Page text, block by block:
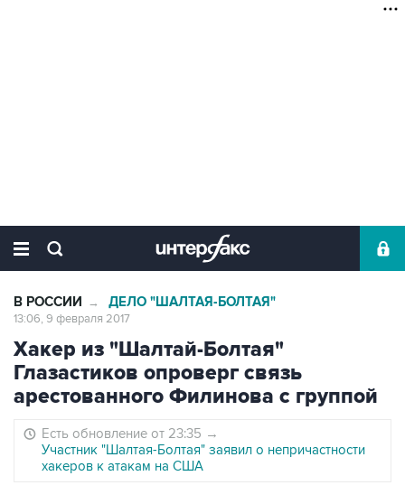
В РОССИИ → ДЕЛО "ШАЛТАЯ-БОЛТАЯ"
13:06, 9 февраля 2017
Хакер из "Шалтай-Болтая"
Глазастиков опроверг связь
арестованного Филинова с группой
Есть обновление от 23:35 →
Участник "Шалтая-Болтая" заявил о непричастности
хакеров к атакам на США